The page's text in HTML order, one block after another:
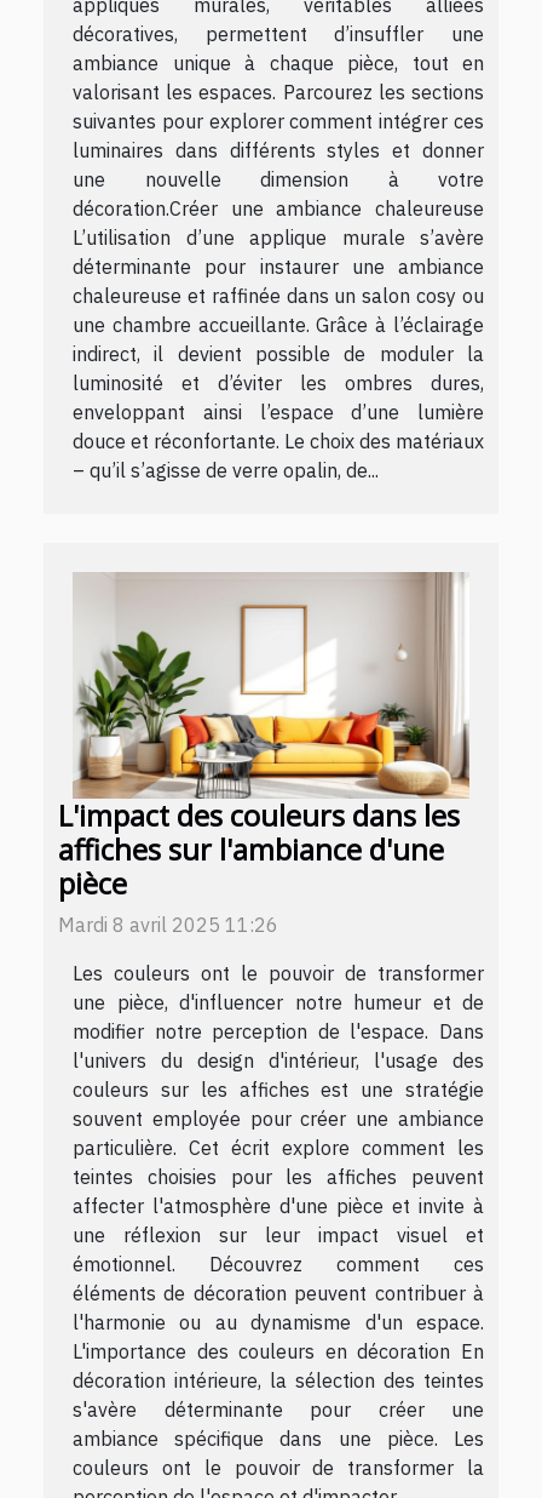
décoratives, permettent d’insuffler une
ambiance unique à chaque pièce, tout en
valorisant les espaces. Parcourez les sections
suivantes pour explorer comment intégrer ces
luminaires dans différents styles et donner
une nouvelle dimension à votre
décoration.Créer une ambiance chaleureuse
L’utilisation d’une applique murale s’avère
déterminante pour instaurer une ambiance
chaleureuse et raffinée dans un salon cosy ou
une chambre accueillante. Grâce à l’éclairage
indirect, il devient possible de moduler la
luminosité et d’éviter les ombres dures,
enveloppant ainsi l’espace d’une lumière
douce et réconfortante. Le choix des matériaux
– qu’il s’agisse de verre opalin, de...
L'impact des couleurs dans les
affiches sur l'ambiance d'une
pièce
Mardi 8 avril 2025 11:26
Les couleurs ont le pouvoir de transformer
une pièce, d'influencer notre humeur et de
modifier notre perception de l'espace. Dans
l'univers du design d'intérieur, l'usage des
couleurs sur les affiches est une stratégie
souvent employée pour créer une ambiance
particulière. Cet écrit explore comment les
teintes choisies pour les affiches peuvent
affecter l'atmosphère d'une pièce et invite à
une réflexion sur leur impact visuel et
émotionnel. Découvrez comment ces
éléments de décoration peuvent contribuer à
l'harmonie ou au dynamisme d'un espace.
L'importance des couleurs en décoration En
décoration intérieure, la sélection des teintes
s'avère déterminante pour créer une
ambiance spécifique dans une pièce. Les
couleurs ont le pouvoir de transformer la